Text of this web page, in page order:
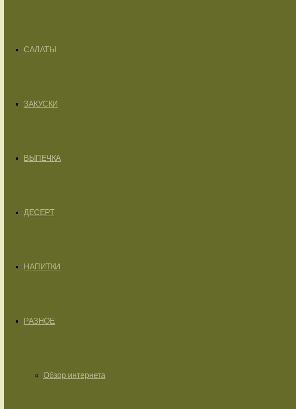
САЛАТЫ
ЗАКУСКИ
ВЫПЕЧКА
ДЕСЕРТ
НАПИТКИ
РАЗНОЕ
Обзор интернета